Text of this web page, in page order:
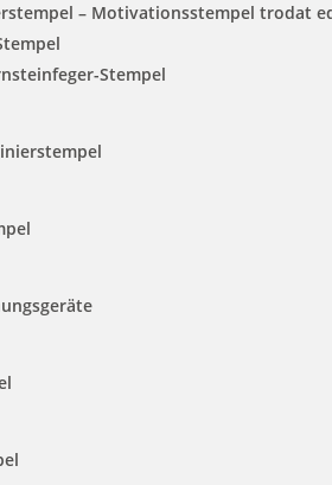
– Motivationsstempel trodat
Stempel